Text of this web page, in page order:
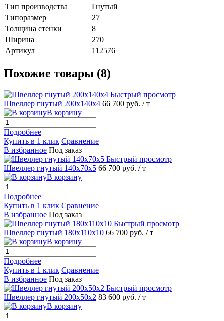
Тип производства
Гнутый
Типоразмер
27
Толщина стенки
8
Ширина
270
Артикул
112576
Похожие товары (8)
Быстрый просмотр
Швеллер гнутый 200х140х4 66 700 руб. / т
В корзину
Подробнее
Купить в 1 клик Сравнение
В избранное Под заказ
Быстрый просмотр
Швеллер гнутый 140х70х5 66 700 руб. / т
В корзину
Подробнее
Купить в 1 клик Сравнение
В избранное Под заказ
Быстрый просмотр
Швеллер гнутый 180х110х10 66 700 руб. / т
В корзину
Подробнее
Купить в 1 клик Сравнение
В избранное Под заказ
Быстрый просмотр
Швеллер гнутый 200х50х2 83 600 руб. / т
В корзину